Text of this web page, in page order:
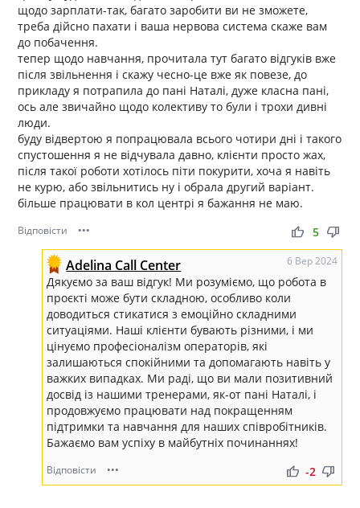
щодо зарплати-так, багато заробити ви не зможете,
треба дійсно пахати і ваша нервова система скаже вам
до побачення.
тепер щодо навчання, прочитала тут багато відгуків вже
після звільнення і скажу чесно-це вже як повезе, до
прикладу я потрапила до пані Наталі, дуже класна пані,
ось але звичайно щодо колективу то були і трохи дивні
люди.
буду відвертою я попрацювала всього чотири дні і такого
спустошення я не відчувала давно, клієнти просто жах,
після такої роботи хотілось піти покурити, хоча я навіть
не курю, або звільнитись ну і обрала другий варіант.
більше працювати в кол центрі я бажання не маю.
Відповісти ••• thumb_up thumb_down
5
Adelina Call Center 6 Вер 2024
Дякуємо за ваш відгук! Ми розуміємо, що робота в
проєкті може бути складною, особливо коли
доводиться стикатися з емоційно складними
ситуаціями. Наші клієнти бувають різними, і ми
цінуємо професіоналізм операторів, які
залишаються спокійними та допомагають навіть у
важких випадках. Ми раді, що ви мали позитивний
досвід із нашими тренерами, як-от пані Наталі, і
продовжуємо працювати над покращенням
підтримки та навчання для наших співробітників.
Бажаємо вам успіху в майбутніх починаннях!
Відповісти ••• thumb_up thumb_down
-2